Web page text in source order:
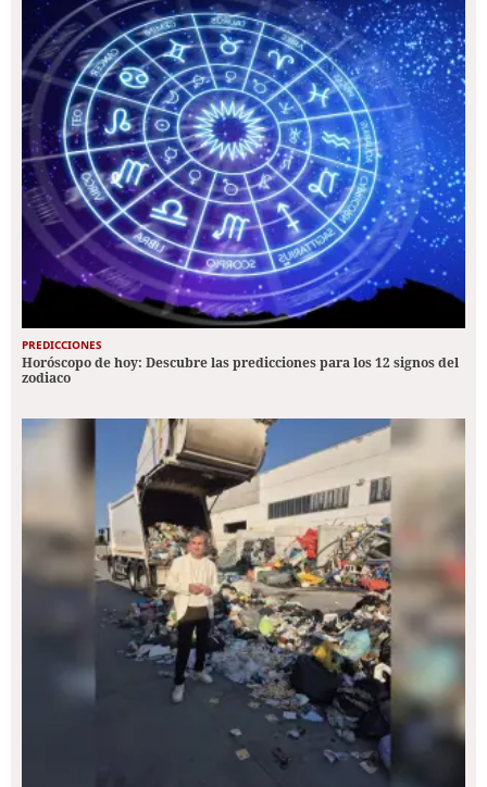
PREDICCIONES
Horóscopo de hoy: Descubre las predicciones para los 12 signos del
zodiaco